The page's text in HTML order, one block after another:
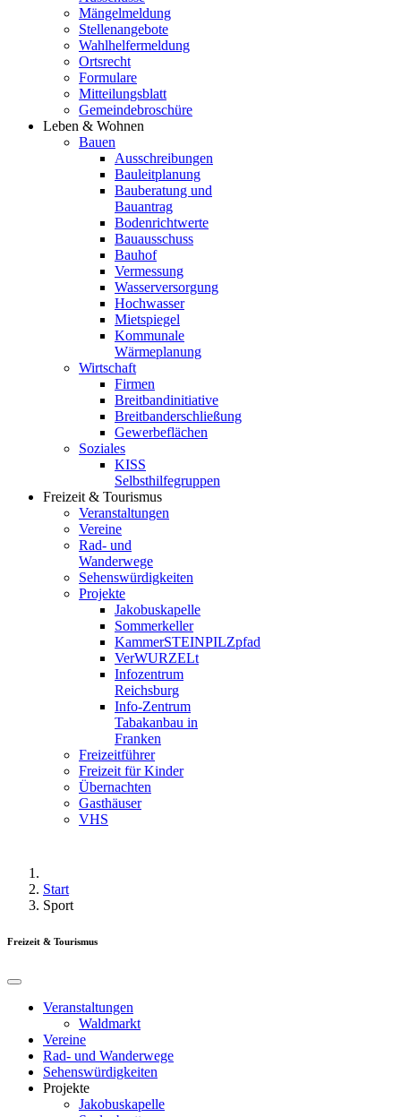
Mängelmeldung
Stellenangebote
Wahlhelfermeldung
Ortsrecht
Formulare
Mitteilungsblatt
Gemeindebroschüre
Leben & Wohnen
Bauen
Ausschreibungen
Bauleitplanung
Bauberatung und
Bauantrag
Bodenrichtwerte
Bauausschuss
Bauhof
Vermessung
Wasserversorgung
Hochwasser
Mietspiegel
Kommunale
Wärmeplanung
Wirtschaft
Firmen
Breitbandinitiative
Breitbanderschließung
Gewerbeflächen
Soziales
KISS
Selbsthilfegruppen
Freizeit & Tourismus
Veranstaltungen
Vereine
Rad- und
Wanderwege
Sehenswürdigkeiten
Projekte
Jakobuskapelle
Sommerkeller
KammerSTEINPILZpfad
VerWURZELt
Infozentrum
Reichsburg
Info-Zentrum
Tabakanbau in
Franken
Freizeitführer
Freizeit für Kinder
Übernachten
Gasthäuser
VHS
Start
Sport
Freizeit & Tourismus
Veranstaltungen
Waldmarkt
Vereine
Rad- und Wanderwege
Sehenswürdigkeiten
Projekte
Jakobuskapelle